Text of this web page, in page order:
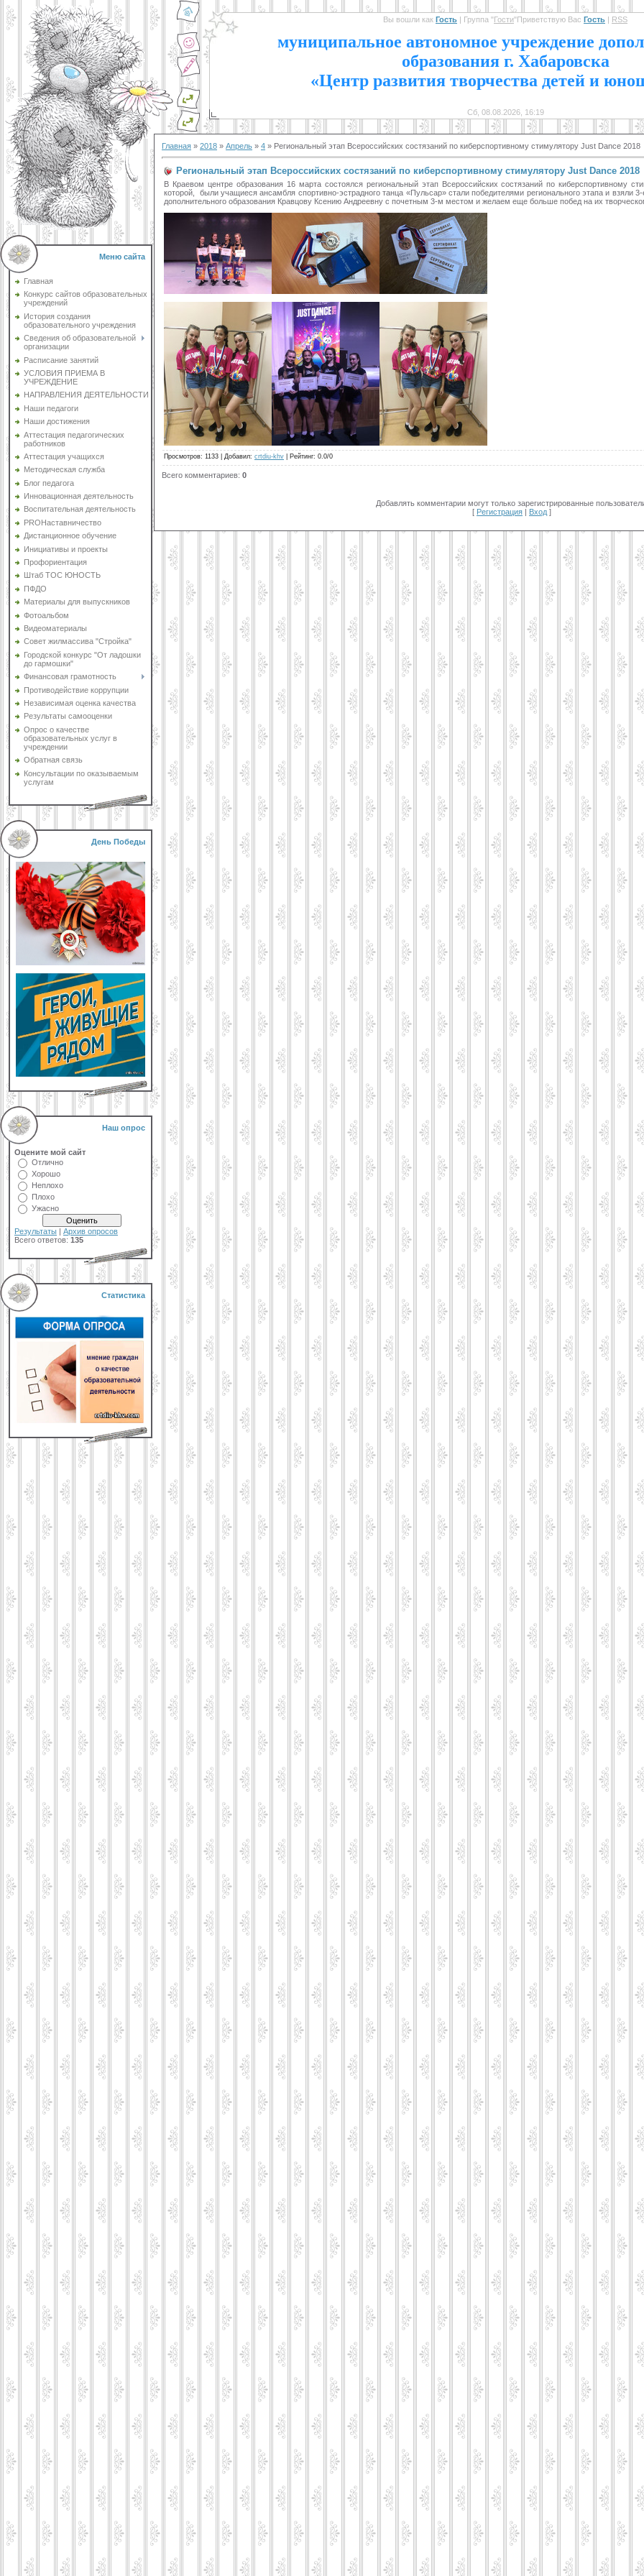
Меню сайта
Главная
Конкурс сайтов образовательных
учреждений
История создания
образовательного учреждения
Сведения об образовательной
организации
Расписание занятий
УСЛОВИЯ ПРИЕМА В
УЧРЕЖДЕНИЕ
НАПРАВЛЕНИЯ ДЕЯТЕЛЬНОСТИ
Наши педагоги
Наши достижения
Аттестация педагогических
работников
Аттестация учащихся
Методическая служба
Блог педагога
Инновационная деятельность
Воспитательная деятельность
PROНаставничество
Дистанционное обучение
Инициативы и проекты
Профориентация
Штаб ТОС ЮНОСТЬ
ПФДО
Материалы для выпускников
Фотоальбом
Видеоматериалы
Совет жилмассива "Стройка"
Городской конкурс "От ладошки
до гармошки"
Финансовая грамотность
Противодействие коррупции
Независимая оценка качества
Результаты самооценки
Опрос о качестве
образовательных услуг в
учреждении
Обратная связь
Консультации по оказываемым
услугам
День Победы
Наш опрос
Оцените мой сайт
Отлично
Хорошо
Неплохо
Плохо
Ужасно
Результаты | Архив опросов
Всего ответов: 135
Статистика
Вы вошли как Гость | Группа "Гости"Приветствую Вас Гость | RSS
муниципальное автономное учреждение
образования г. Хабаровска
«Центр развития творчества детей и
Сб, 08.08.2026, 16:19
Главная » 2018 » Апрель » 4 » Региональный этап Всероссийских состязаний по киберспортивному стимулятору Just Dance 2018
Региональный этап Всероссийских состязаний по киберспортивному стимулятору Just Dance 2018
В Краевом центре образования 16 марта состоялся региональный этап Всероссийских состязаний по киберспортивному
которой, были учащиеся ансамбля спортивно-эстрадного танца «Пульсар» стали победителями регионального этапа и взяли
дополнительного образования Кравцову Ксению Андреевну с почетным 3-м местом и желаем еще больше побед на их
Просмотров: 1133 Добавил: crtdiu-khv Рейтинг: 0.0/0
Всего комментариев: 0
Добавлять комментарии могут только зарегистрированные
[ Регистрация | Вход ]